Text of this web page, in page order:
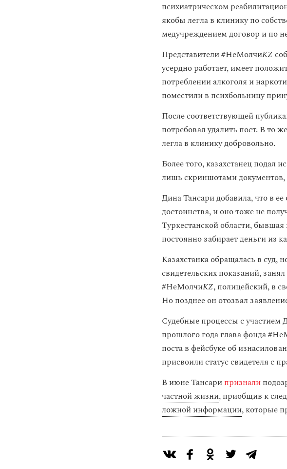
психиатрическом
якобы легла в клинику по
медучреждением договор и по
Представители #НеМолчиKZ
усердно работает, имеет
потреблении алкоголя и
поместили в психбольницу
После соответствующей
потребовал удалить пост. В то
легла в клинику добровольно.
Более того, казахстанец подал
лишь скриншотами документов,
Дина Тансари добавила, что в
достоинства, и оно тоже не
Туркестанской области,
постоянно забирает деньги из
Казахстанка обращалась в суд,
свидетельских показаний,
#НеМолчиKZ, полицейский, в
Но позднее он отозвал
Судебные процессы с участием
прошлого года глава фонда
поста в фейсбуке об
присвоили статус свидетеля с
В июне Тансарипризнали
частной жизни, приобщив к
ложной информации, которые